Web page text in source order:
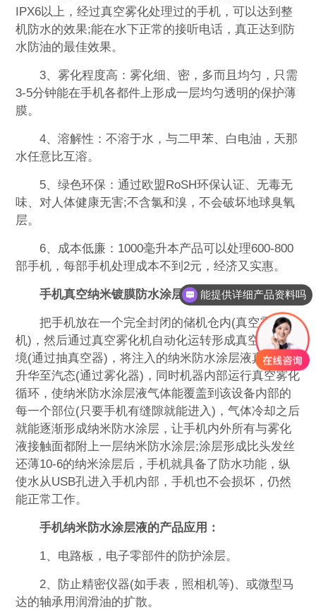
IPX6以上，经过真空雾化处理过的手机，可以达到整
机防水的效果;能在水下正常的接听电话，真正达到防
水防油的最佳效果。
3、雾化程度高：雾化细、密，多而且均匀，只需
3-5分钟能在手机各都件上形成一层均匀透明的保护薄
膜。
4、溶解性：不溶于水，与二甲苯、白电油，天那
水任意比互溶。
5、绿色环保：通过欧盟RoSH环保认证、无毒无
味、对人体健康无害;不含氯和溴，不会破坏地球臭氧
层。
6、成本低廉：1000毫升本产品可以处理600-800
部手机，每部手机处理成本不到2元，经济又实惠。
手机真空纳米镀膜防水涂层液的操作方法：
把手机放在一个完全封闭的储机仓内(真空雾化
机)，然后通过真空雾化机自动化运转形成真空高压环
境(通过抽真空器)，将注入的纳米防水涂层液真空雾化
升华至汽态(通过雾化器)，同时机器内部运行真空雾化
循环，使纳米防水涂层液气体能覆盖到该设备内部的
每一个部位(只要手机有缝隙就能进入)，气体冷却之后
就能逐渐形成纳米防水涂层，让手机内外所有与雾化
液接触面都附上一层纳米防水涂层;涂层形成比头发丝
还薄10-6的纳米涂层后，手机就具备了防水功能，纵
使水从USB孔进入手机内部，手机也不会损坏，仍然
能正常工作。
手机纳米防水涂层液的产品应用：
1、电路板，电子零部件的防护涂层。
2、防止精密仪器(如手表，照相机等)、或微型马
达的轴承用润滑油的扩散。
能提供详细产品资料吗